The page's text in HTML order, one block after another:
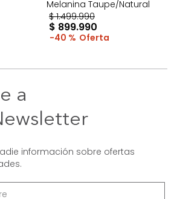
Melanina Taupe/Natural
$ 1.499.990
$ 899.990
40 %
a
información sobre ofertas